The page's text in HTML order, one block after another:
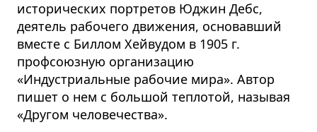
исторических портретов Юджин Дебс,
деятель рабочего движения, основавший
вместе с Биллом Хейвудом в 1905 г.
профсоюзную организацию
«Индустриальные рабочие мира». Автор
пишет о нем с большой теплотой, называя
«Другом человечества».